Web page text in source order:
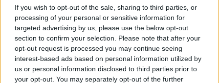
If you wish to opt-out of the sale, sharing to third parties, or
processing of your personal or sensitive information for
targeted advertising by us, please use the below opt-out
section to confirm your selection. Please note that after your
opt-out request is processed you may continue seeing
interest-based ads based on personal information utilized by
us or personal information disclosed to third parties prior to
your opt-out. You may separately opt-out of the further
Les parents influencent… mais ne façonnent pas tout
Selon Yuko Munakata, croire que chaque détail de
l’éducation détermine l’avenir d’un enfant est une
simplification excessive. Le développement humain est un
processus complexe où de nombreux éléments
interagissent.